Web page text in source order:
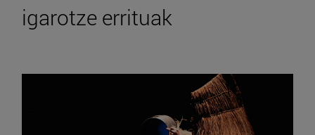
igarotze errituak